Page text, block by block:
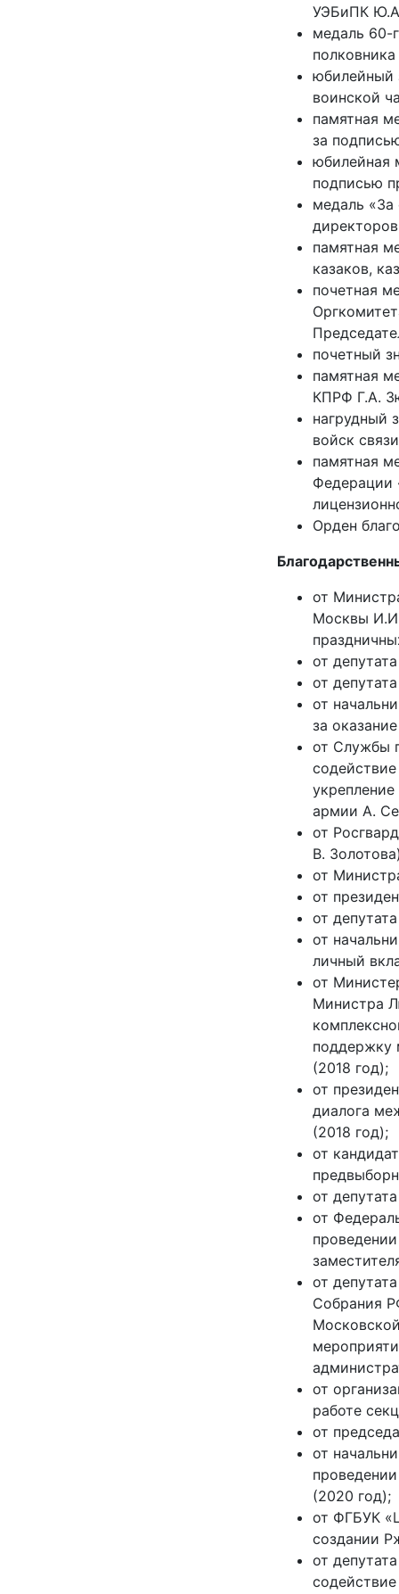
УЭБиПК
медаль 60-
юбилейный
воинской
памятная
за
юбилейная
подписью
медаль «За
памятная
казаков,
почетная
почетный
памятная
КПРФ Г.А.
нагрудный
войск
памятная
Федерации
Орден
от
Москвы
от
от
от
за
от Службы
армии А.
от
В.
от
от
от
от
личный
от
Министра
поддержку
(2018 год);
от
диалога
(2018 год);
от
от
от
от
Собрания
от
работе
от
от
(2020 год);
от ФГБУК
создании
от